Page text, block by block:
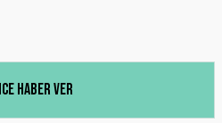
Haber Ver